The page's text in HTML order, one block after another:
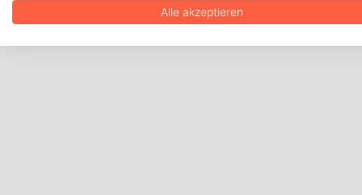
Alle akzeptieren